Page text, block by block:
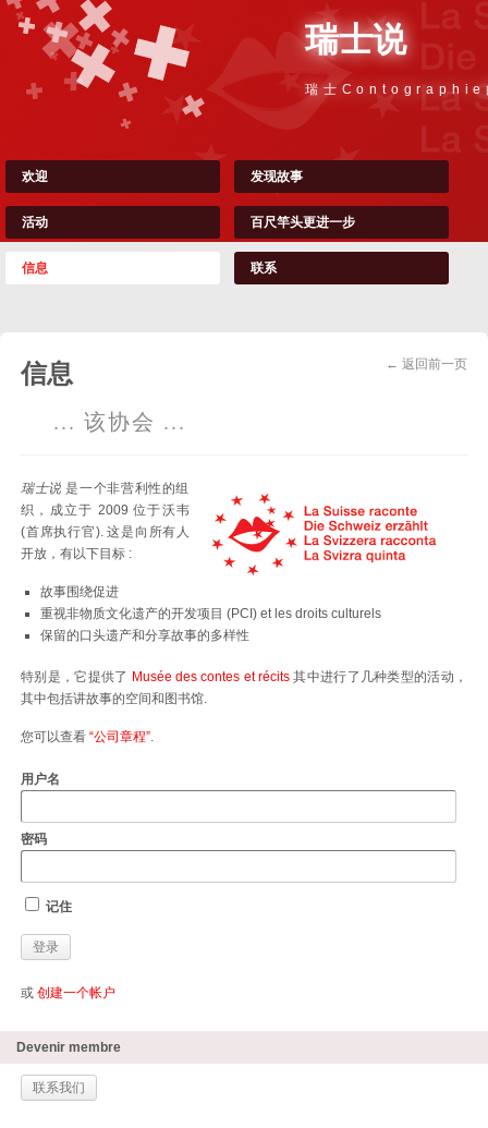
瑞士说
瑞士Contographie
欢迎 发现故事
活动 百尺竿头更进一步
信息 联系
← 返回前一页
信息
... 该协会 ...
瑞士说 是一个非营利性的组
织，成立于 2009 位于沃韦
(首席执行官). 这是向所有人
开放，有以下目标 :
故事围绕促进
重视非物质文化遗产的开发项目 (PCI) et les droits culturels
保留的口头遗产和分享故事的多样性
特别是，它提供了 Musée des contes et récits 其中进行了几种类型的活动，
其中包括讲故事的空间和图书馆.
您可以查看 “公司章程”.
用户名
密码
记住
或 创建一个帐户
Devenir membre
联系我们